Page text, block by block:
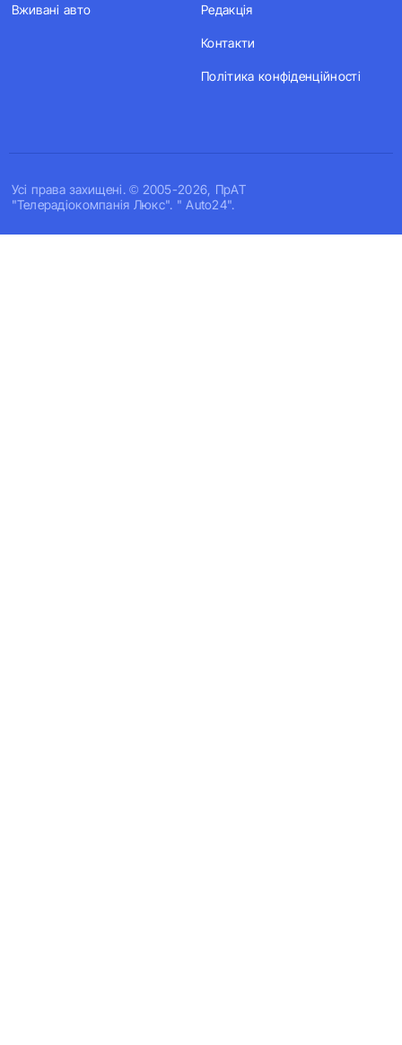
Усi права захищенi. © 2005-2026, ПрАТ
"Телерадіокомпанія Люкс". " Auto24".
Вживані авто Редакція
Контакти
Політика конфіденційності